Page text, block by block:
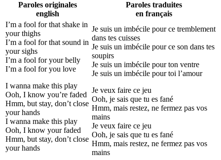
Paroles originales
english
Paroles traduites
en français
I’m a fool for that shake in
your thighs
I’m a fool for that sound in
your sighs
I’m a fool for your belly
I’m a fool for you love
I wanna make this play
Ooh, I know you’re faded
Hmm, but stay, don’t close
your hands
I wanna make this play
Ooh, I know your faded
Hmm, but stay, don’t close
your hands
Je suis un imbécile pour ce tremblement
dans tes cuisses
Je suis un imbécile pour ce son dans tes
soupirs
Je suis un imbécile pour ton ventre
Je suis un imbécile pour toi l’amour
Je veux faire ce jeu
Ooh, je sais que tu es fané
Hmm, mais restez, ne fermez pas vos
mains
Je veux faire ce jeu
Ooh, je sais que tu es fané
Hmm, mais restez, ne fermez pas vos
mains